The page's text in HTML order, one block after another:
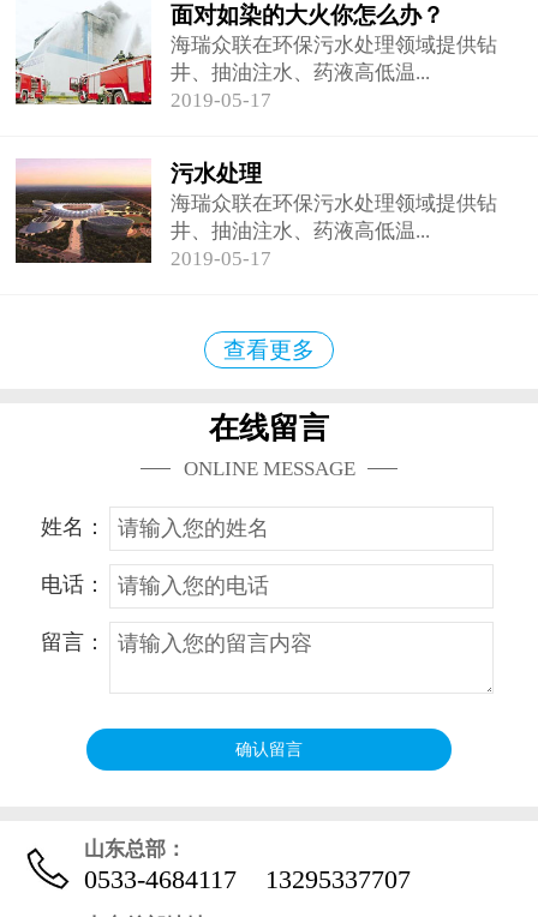
面对如染的大火你怎么办？
海瑞众联在环保污水处理领域提供钻
井、抽油注水、药液高低温...
2019-05-17
污水处理
海瑞众联在环保污水处理领域提供钻
井、抽油注水、药液高低温...
2019-05-17
查看更多
在线留言
ONLINE MESSAGE
姓名：
电话：
留言：
山东总部：
0533-4684117 13295337707